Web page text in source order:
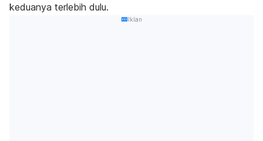
keduanya terlebih dulu.
Iklan